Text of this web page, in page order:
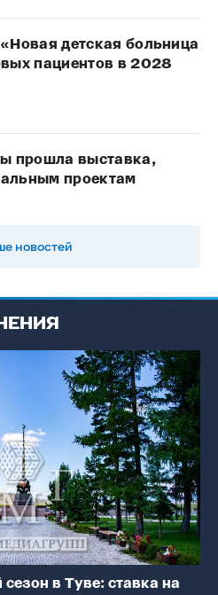
детская больница
пациентов в 2028
прошла выставка,
проектам
новостей
сезон в Туве: ставка на